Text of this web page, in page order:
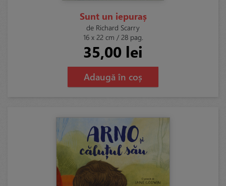
Sunt un iepuraș
de Richard Scarry
16 x 22 cm / 28 pag.
35,00 lei
Adaugă în coș